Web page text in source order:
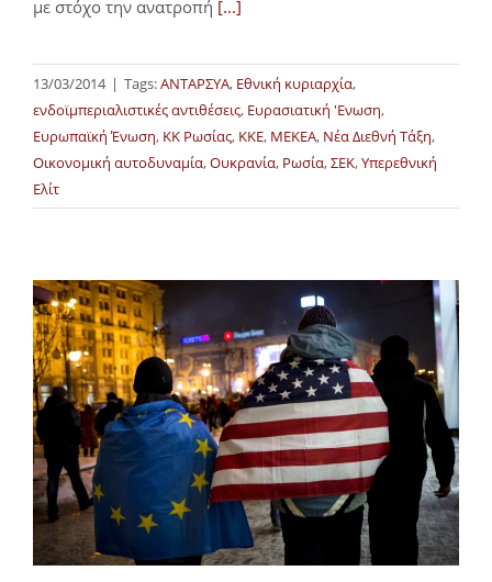
με στόχο την ανατροπή [...]
13/03/2014 | Tags:ΑΝΤΑΡΣΥΑ, Εθνική κυριαρχία,
ενδοϊμπεριαλιστικές αντιθέσεις, Ευρασιατική 'Ενωση,
Ευρωπαϊκή Ένωση, ΚΚ Ρωσίας, ΚΚΕ, ΜΕΚΕΑ, Νέα Διεθνή Τάξη,
Οικονομική αυτοδυναμία,Ουκρανία, Ρωσία,ΣΕΚ,Υπερεθνική
Ελίτ